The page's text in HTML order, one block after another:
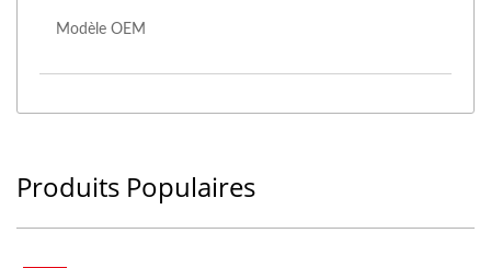
Modèle OEM
Produits Populaires